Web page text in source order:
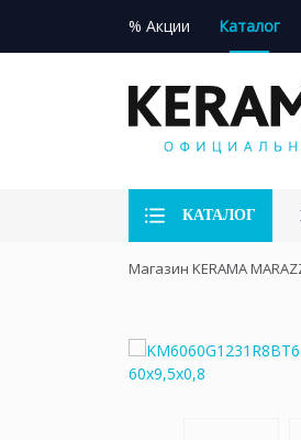
% Акции Каталог
КАТАЛОГ
Магазин KERAMA